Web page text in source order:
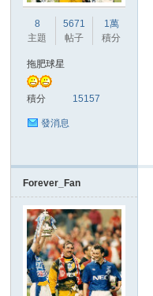
8
主題
5671
帖子
1萬
積分
拖肥球星
積分 15157
發消息
Forever_Fan